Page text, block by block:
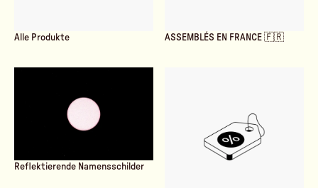
Alle Produkte ASSEMBLÉS EN FRANCE 🇫🇷
Reflektierende Namensschilder